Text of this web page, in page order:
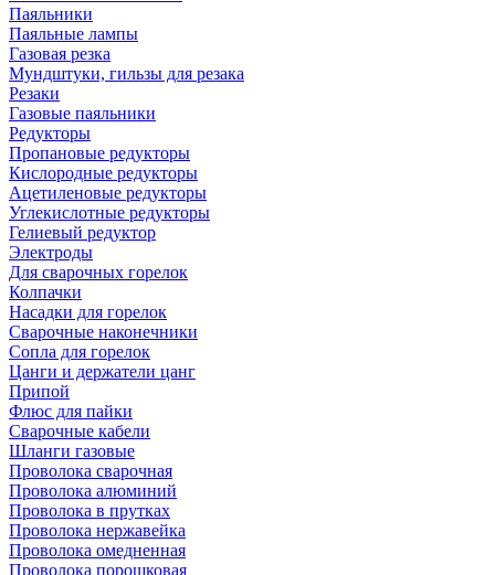
Паяльники
Паяльные лампы
Газовая резка
Мундштуки, гильзы для резака
Резаки
Газовые паяльники
Редукторы
Пропановые редукторы
Кислородные редукторы
Ацетиленовые редукторы
Углекислотные редукторы
Гелиевый редуктор
Электроды
Для сварочных горелок
Колпачки
Насадки для горелок
Сварочные наконечники
Сопла для горелок
Цанги и держатели цанг
Припой
Флюс для пайки
Сварочные кабели
Шланги газовые
Проволока сварочная
Проволока алюминий
Проволока в прутках
Проволока нержавейка
Проволока омедненная
Проволока порошковая